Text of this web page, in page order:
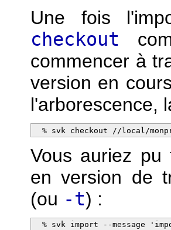
Une fois
checkout
commencer à
version en
l'arborescence,
% svk checkout //local/
Vous auriez pu
en version de
(ou -t) :
% svk import --message